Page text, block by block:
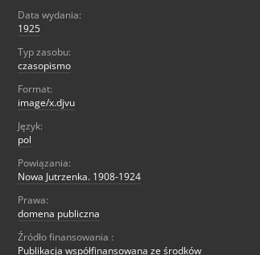
Data wydania:
1925
Typ zasobu:
czasopismo
Format:
image/x.djvu
Język:
pol
Powiązania:
Nowa Jutrzenka. 1908-1924
Prawa:
domena publiczna
Źródło finansowania :
Publikacja współfinansowana ze środków